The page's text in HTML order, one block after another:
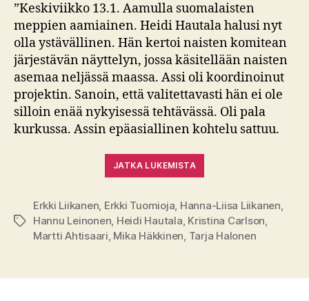
”Keskiviikko 13.1. Aamulla suomalaisten
meppien aamiainen. Heidi Hautala halusi nyt
olla ystävällinen. Hän kertoi naisten komitean
järjestävän näyttelyn, jossa käsitellään naisten
asemaa neljässä maassa. Assi oli koordinoinut
projektin. Sanoin, että valitettavasti hän ei ole
silloin enää nykyisessä tehtävässä. Oli pala
kurkussa. Assin epäasiallinen kohtelu sattuu.
JATKA LUKEMISTA
Avainsanat
Erkki Liikanen, Erkki Tuomioja, Hanna-Liisa Liikanen,
Hannu Leinonen, Heidi Hautala, Kristina Carlson,
Martti Ahtisaari, Mika Häkkinen, Tarja Halonen